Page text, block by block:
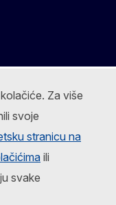
Za više
svoje
stranicu na
ili
svake